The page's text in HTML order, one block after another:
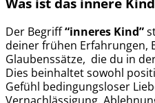
Der Begriff“inneres Kind”
deiner frühen Erfahrungen,
Glaubenssätze, die du in
Dies beinhaltet sowohl
Gefühl bedingungsloser